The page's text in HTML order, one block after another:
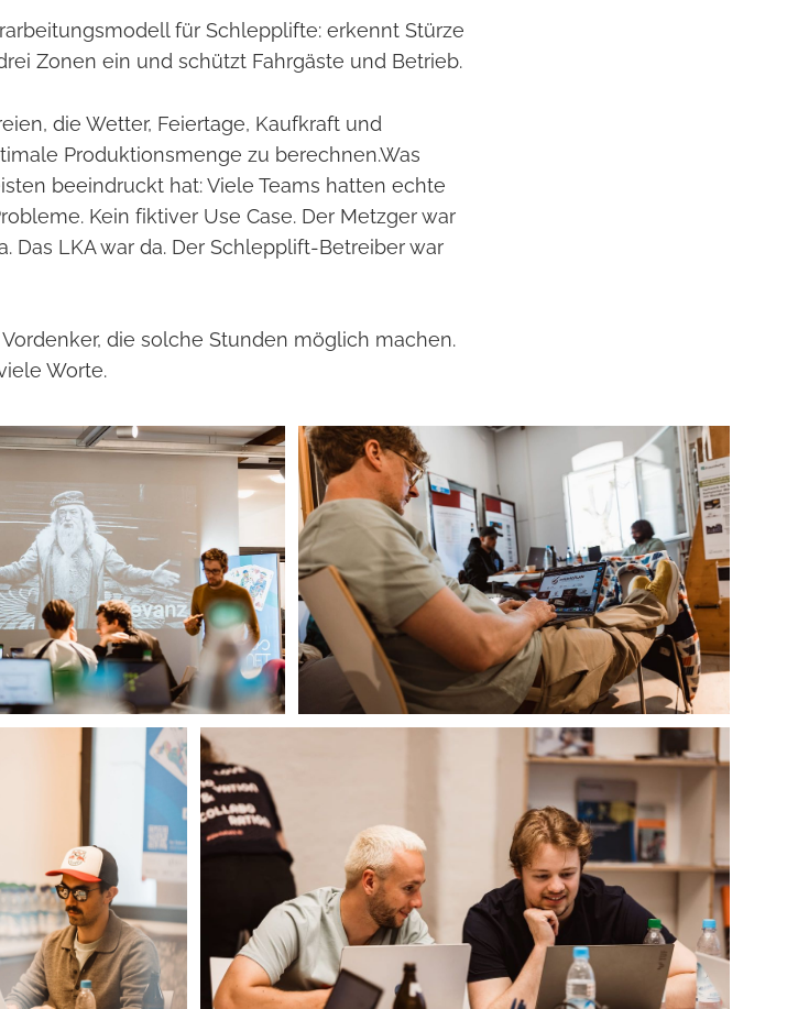
für Schlepplifte: erkennt Stürze
Zonen ein und schützt Fahrgäste und Betrieb.
die Wetter, Feiertage, Kaufkraft und
Produktionsmenge zu berechnen.Was
beeindruckt hat: Viele Teams hatten echte
Kein fiktiver Use Case. Der Metzger war
Das LKA war da. Der Schlepplift-Betreiber war
die solche Stunden möglich machen.
Worte.